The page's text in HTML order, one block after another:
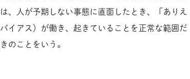
、人が予期しない事態に直面したとき、「ありえ
イアス）が働き、起きていることを正常な範囲だ
のことをいう。